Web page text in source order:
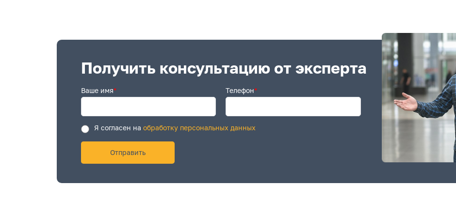
Получить консультацию от эксперта
Ваше имя* Телефон*
Я согласен на обработку персональных данных